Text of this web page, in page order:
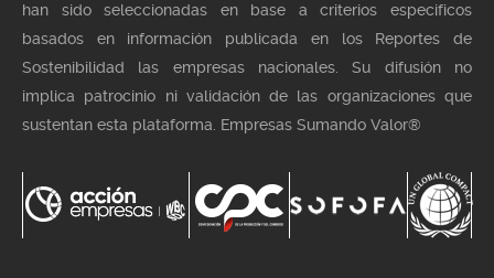
han sido seleccionadas en base a criterios especificos
basados en información publicada en los Reportes de
Sostenibilidad las empresas nacionales. Su difusión no
implica patrocinio ni validación de las organizaciones que
sustentan esta plataforma. Empresas Sumando Valor®